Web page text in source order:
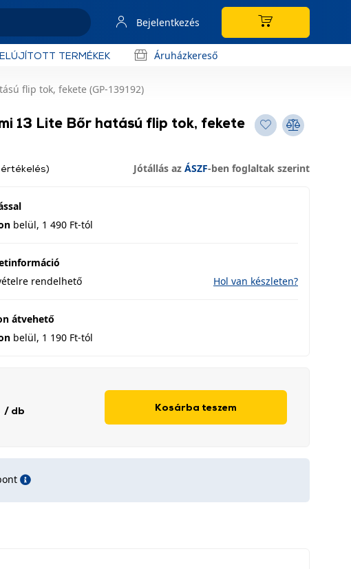
Bejelentkezés
TERMÉKEK Áruházkereső
flip tok, fekete (GP-139192)
13 Lite Bőr hatású flip tok, fekete
Jótállás az ÁSZF-ben foglaltak szerint
belül, 1 490 Ft-tól
rendelhető
Hol van készleten?
átvehető
belül, 1 190 Ft-tól
/ db Kosárba teszem